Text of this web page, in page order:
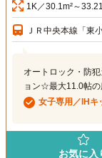
1K／30.1m²～
ＪＲ中央本線「東
オートロック・防
ョン☆最大11.0帖の
女子専用／IHキ
お気に入